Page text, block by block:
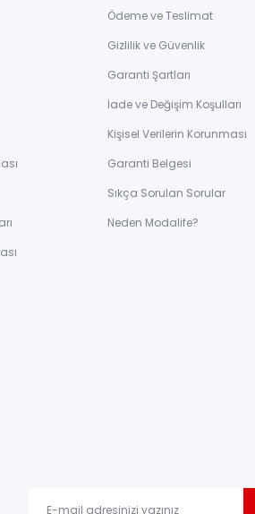
Ödeme ve Teslimat
Gizlilik ve Güvenlik
Garanti Şartları
İade ve Değişim Koşulları
Kişisel Verilerin Korunması
Garanti Belgesi
Sıkça Sorulan Sorular
Neden Modalife?